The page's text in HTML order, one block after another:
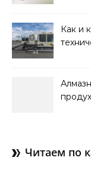
Как и
Читаем по